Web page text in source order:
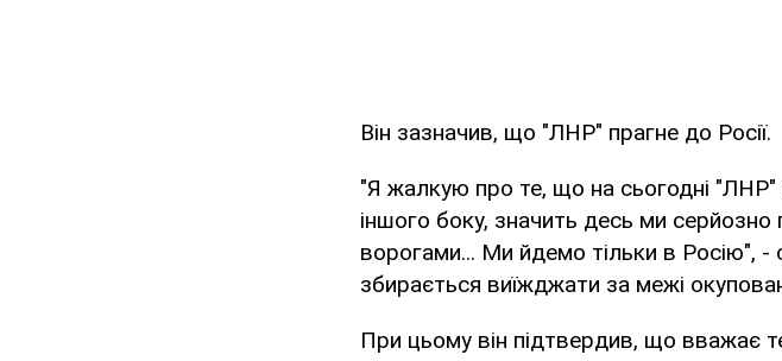
Він зазначив, що "ЛНР" прагне до Росії.
"Я жалкую про те, що на сьогодні "ЛНР"
іншого боку, значить десь ми
ворогами... Ми йдемо тільки в Росію",
збирається виїжджати за межі
При цьому він підтвердив, що вважає